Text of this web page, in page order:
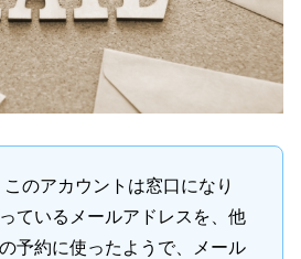
このアカウントは窓口になり
ているメールアドレスを、他
予約に使ったようで、メール